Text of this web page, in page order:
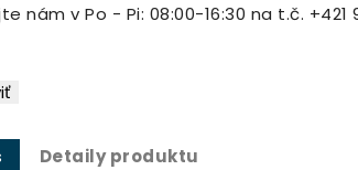
nám v Po - Pi: 08:00-16:30 na t.č. +421
Detaily produktu